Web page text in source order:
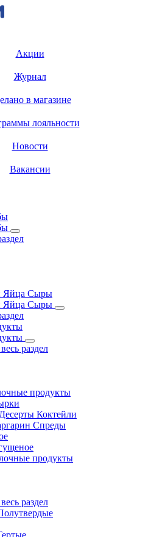
Акции
Журнал
в магазине
лояльности
Новости
Вакансии
Яйца Сыры
Яйца Сыры
раздел
продукты
Коктейли
Спреды
продукты
раздел